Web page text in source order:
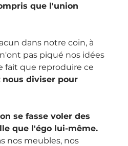
que l'union
dans notre coin, à
pas piqué nos idées
fait que reproduire ce
nous diviser pour
se fasse voler des
que l'égo lui-même.
nos meubles, nos